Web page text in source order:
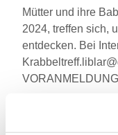
Mütter und ihre
2024, treffen sich,
entdecken. Bei